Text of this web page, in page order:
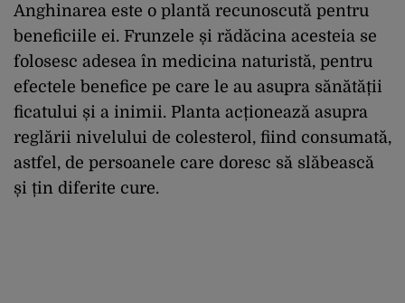
Anghinarea este o plantă recunoscută pentru
beneficiile ei. Frunzele și rădăcina acesteia se
folosesc adesea în medicina naturistă, pentru
efectele benefice pe care le au asupra sănătății
ficatului și a inimii. Planta acționează asupra
reglării nivelului de colesterol, fiind consumată,
astfel, de persoanele care doresc să slăbească
și țin diferite cure.